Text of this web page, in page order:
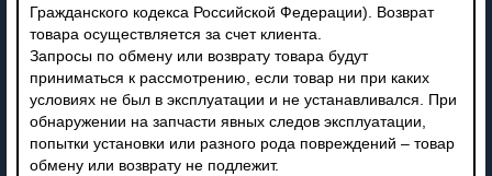
Гражданского кодекса Российской Федерации). Возврат
товара осуществляется за счет клиента.
Запросы по обмену или возврату товара будут
приниматься к рассмотрению, если товар ни при каких
условиях не был в эксплуатации и не устанавливался. При
обнаружении на запчасти явных следов эксплуатации,
попытки установки или разного рода повреждений – товар
обмену или возврату не подлежит.